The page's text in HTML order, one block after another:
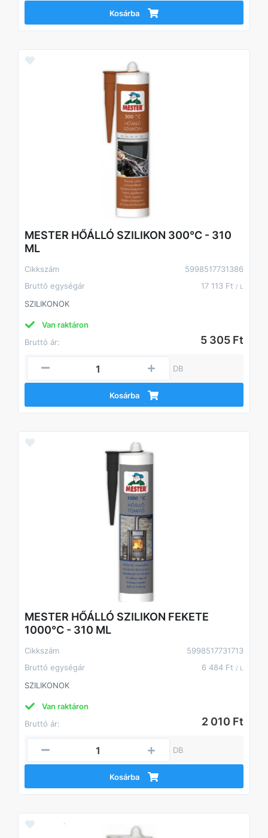
Kosárba
MESTER HŐÁLLÓ SZILIKON 300°C - 310
ML
Cikkszám
5998517731386
Bruttó egységár
17 113 Ft / L
SZILIKONOK
Van raktáron
Bruttó ár:
5 305 Ft
DB
Kosárba
MESTER HŐÁLLÓ SZILIKON FEKETE
1000°C - 310 ML
Cikkszám
5998517731713
Bruttó egységár
6 484 Ft / L
SZILIKONOK
Van raktáron
Bruttó ár:
2 010 Ft
DB
Kosárba